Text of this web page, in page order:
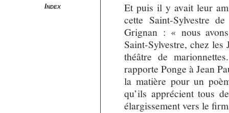
Index
Et puis il y avait leur
cette Saint-Sylvestre
Grignan : « nous
Saint-Sylvestre, chez les
théâtre de
rapporte Ponge à Jean
la matière pour un
qu’ils apprécient tous
élargissement vers le